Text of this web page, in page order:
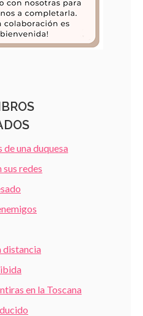
de una duquesa
redes
distancia
en la Toscana